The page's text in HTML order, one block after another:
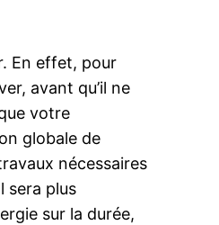
En effet, pour
avant qu’il ne
votre
globale de
nécessaires
sera plus
sur la durée,